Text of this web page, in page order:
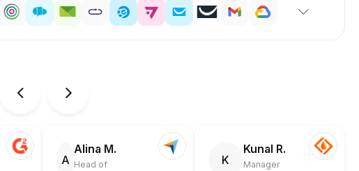
A
Alina M.
Head of
K
Kunal R.
Manager